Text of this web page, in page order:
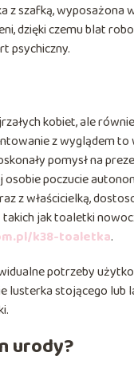
szafką, wyposażona
dzięki czemu blat
psychiczny.
kobiet, ale
z wyglądem
pomysł na
poczucie
z właścicielką,
jak toaletki
k38-toaletka.
potrzeby
lusterka stojącego lub
urody?